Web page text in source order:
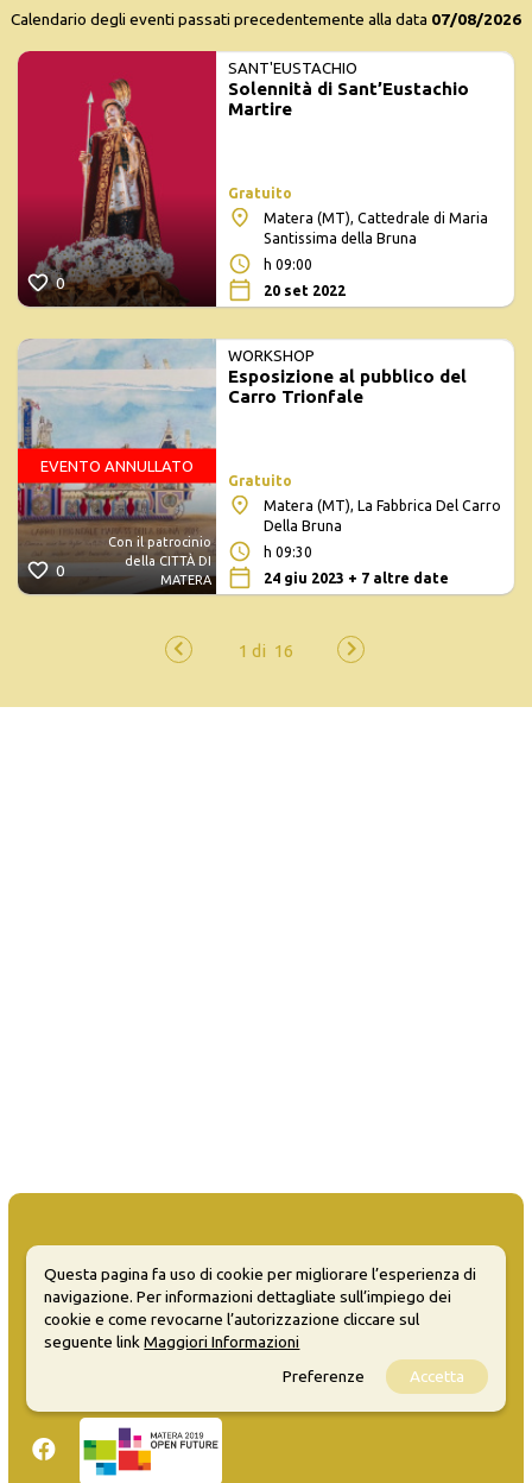
Calendario degli eventi passati precedentemente alla data 07/08/2026
0
SANT'EUSTACHIO
Solennità di Sant’Eustachio
Martire
Gratuito
Matera (MT), Cattedrale di Maria
Santissima della Bruna
h 09:00
20 set 2022
0
EVENTO ANNULLATO
Con il patrocinio
della CITTÀ DI
MATERA
WORKSHOP
Esposizione al pubblico del
Carro Trionfale
Gratuito
Matera (MT), La Fabbrica Del Carro
Della Bruna
h 09:30
24 giu 2023 + 7 altre date
MATERA WELCOME EVENTS
Opendata
Questa pagina fa uso di cookie per migliorare l’esperienza di
navigazione. Per informazioni dettagliate sull’impiego dei
cookie e come revocarne l’autorizzazione cliccare sul
seguente linkMaggiori Informazioni
Preferenze
Accetta